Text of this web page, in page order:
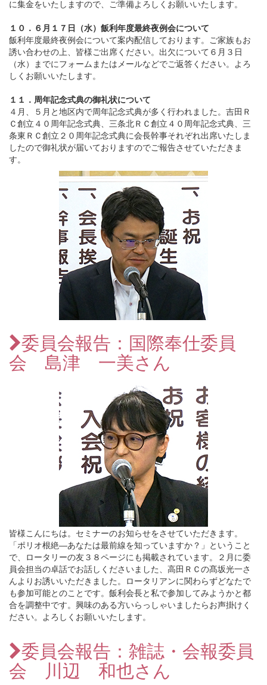
に集金をいたしますので、ご準備よろしくお願いいたします。
１０．６月１７日（水）飯利年度最終夜例会について
飯利年度最終夜例会について案内配信しております。ご家族もお
誘い合わせの上、皆様ご出席ください。出欠について６月３日
（水）までにフォームまたはメールなどでご返答ください。よろ
しくお願いいたします。
１１．周年記念式典の御礼状について
４月、５月と地区内で周年記念式典が多く行われました。吉田Ｒ
Ｃ創立４０周年記念式典、三条北ＲＣ創立４０周年記念式典、三
条東ＲＣ創立２０周年記念式典に会長幹事それぞれ出席いたしま
したので御礼状が届いておりますのでご報告させていただきま
す。
委員会報告：国際奉仕委員
会 島津 一美さん
皆様こんにちは。セミナーのお知らせをさせていただきます。
「ポリオ根絶―あなたは最前線を知っていますか？」ということ
で、ロータリーの友３８ページにも掲載されています。２月に委
員会担当の卓話でお話しくださいました、高田ＲＣの髙坂光一さ
んよりお誘いいただきました。ロータリアンに関わらずどなたで
も参加可能とのことです。飯利会長と私で参加してみようかと都
合を調整中です。興味のある方いらっしゃいましたらお声掛けく
ださい。よろしくお願いいたします。
委員会報告：雑誌・会報委員
会 川辺 和也さん